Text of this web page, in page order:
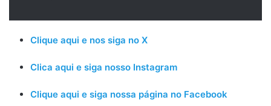
Clique aqui e nos siga no X
Clica aqui e siga nosso Instagram
Clique aqui e siga nossa página no Facebook